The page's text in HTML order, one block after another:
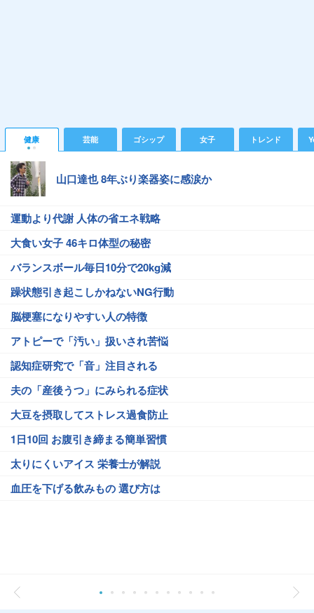
健康 芸能 ゴシップ 女子 トレンド
山口達也 8年ぶり楽器姿に感涙か
運動より代謝 人体の省エネ戦略
大食い女子 46キロ体型の秘密
バランスボール毎日10分で20kg減
躁状態引き起こしかねないNG行動
脳梗塞になりやすい人の特徴
アトピーで「汚い」扱いされ苦悩
認知症研究で「音」注目される
夫の「産後うつ」にみられる症状
大豆を摂取してストレス過食防止
1日10回 お腹引き締まる簡単習慣
太りにくいアイス 栄養士が解説
血圧を下げる飲みもの 選び方は